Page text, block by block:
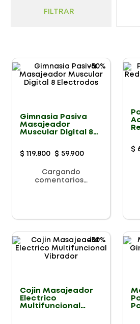
FILTRAR
-50%
Gimnasia Pasiva
Masajeador
Muscular Digital 8
$ 119.800 $ 59.900
Cargando
comentarios…
$
-50%
Cojin Masajeador
Electrico
Multifuncional